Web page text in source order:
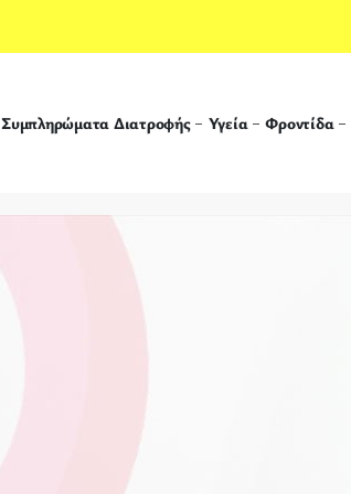
Συμπληρώματα Διατροφής Υγεία Φροντίδα